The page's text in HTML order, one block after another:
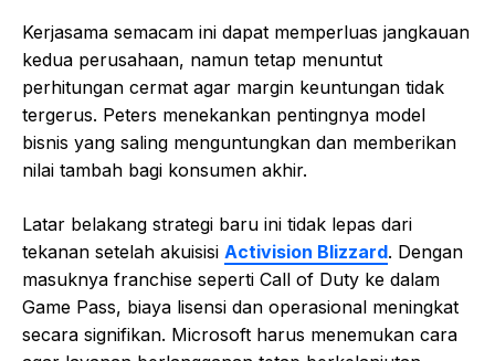
Kerjasama semacam ini dapat memperluas jangkauan
kedua perusahaan, namun tetap menuntut
perhitungan cermat agar margin keuntungan tidak
tergerus. Peters menekankan pentingnya model
bisnis yang saling menguntungkan dan memberikan
nilai tambah bagi konsumen akhir.
Latar belakang strategi baru ini tidak lepas dari
tekanan setelah akuisisi Activision Blizzard. Dengan
masuknya franchise seperti Call of Duty ke dalam
Game Pass, biaya lisensi dan operasional meningkat
secara signifikan. Microsoft harus menemukan cara